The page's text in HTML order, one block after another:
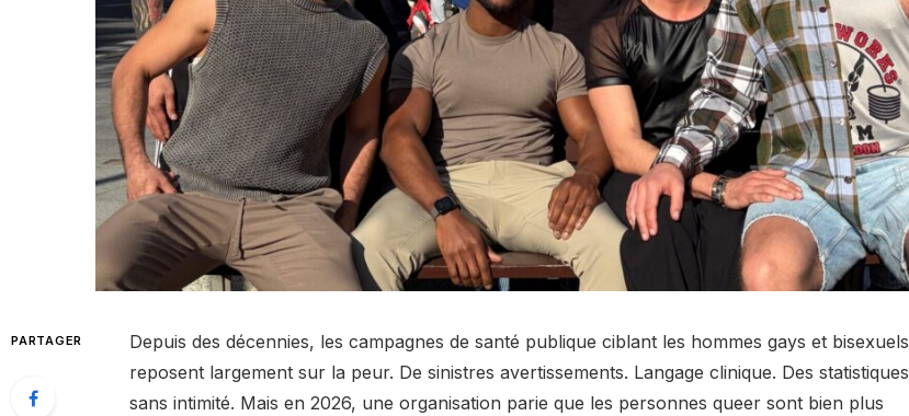
PARTAGER
Depuis des décennies, les campagnes de santé publique ciblant les hommes gays et bisexuels
reposent largement sur la peur. De sinistres avertissements. Langage clinique. Des statistiques
sans intimité. Mais en 2026, une organisation parie que les personnes queer sont bien plus